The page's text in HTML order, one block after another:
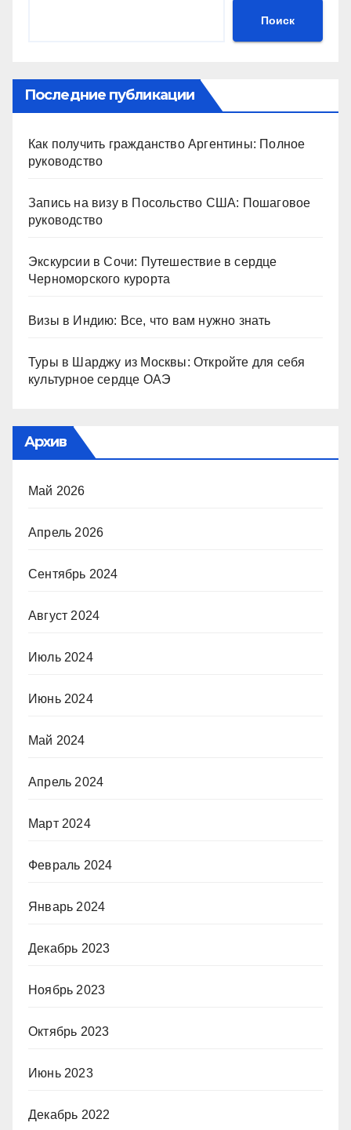
Поиск
Последние публикации
Как получить гражданство Аргентины: Полное
руководство
Запись на визу в Посольство США: Пошаговое
руководство
Экскурсии в Сочи: Путешествие в сердце
Черноморского курорта
Визы в Индию: Все, что вам нужно знать
Туры в Шарджу из Москвы: Откройте для себя
культурное сердце ОАЭ
Архив
Май 2026
Апрель 2026
Сентябрь 2024
Август 2024
Июль 2024
Июнь 2024
Май 2024
Апрель 2024
Март 2024
Февраль 2024
Январь 2024
Декабрь 2023
Ноябрь 2023
Октябрь 2023
Июнь 2023
Декабрь 2022